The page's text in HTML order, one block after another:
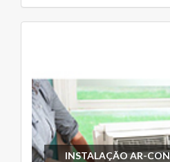
INSTALAÇÃO AR-